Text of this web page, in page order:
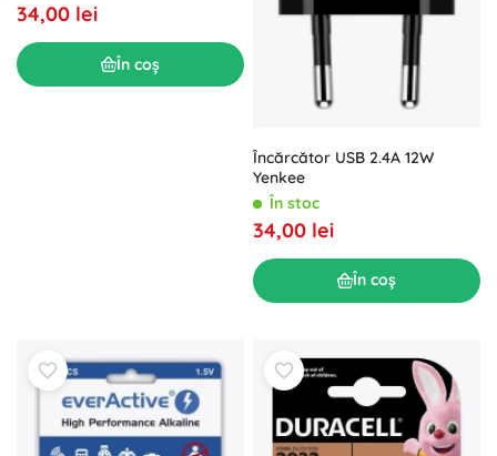
34,00 lei
În coș
Încărcător USB 2.4A 12W
Yenkee
În stoc
34,00 lei
În coș